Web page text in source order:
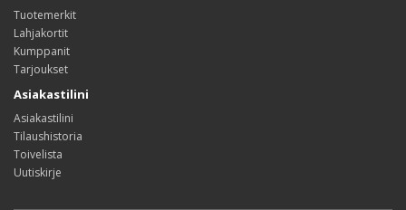
Tuotemerkit
Lahjakortit
Kumppanit
Tarjoukset
Asiakastilini
Asiakastilini
Tilaushistoria
Toivelista
Uutiskirje